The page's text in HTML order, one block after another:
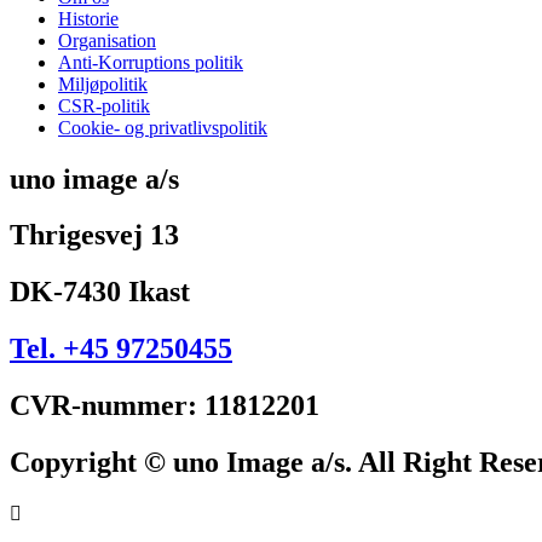
Historie
Organisation
Anti-Korruptions politik
Miljøpolitik
CSR-politik
Cookie- og privatlivspolitik
uno image a/s
Thrigesvej 13
DK-7430 Ikast
Tel. +45 97250455
CVR-nummer: 11812201
Copyright © uno Image a/s. All Right